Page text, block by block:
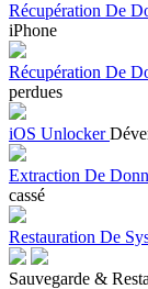
Récupération De
iPhone
Récupération De
perdues
iOS Unlocker
Extraction De
cassé
Restauration De
Sauvegarde &